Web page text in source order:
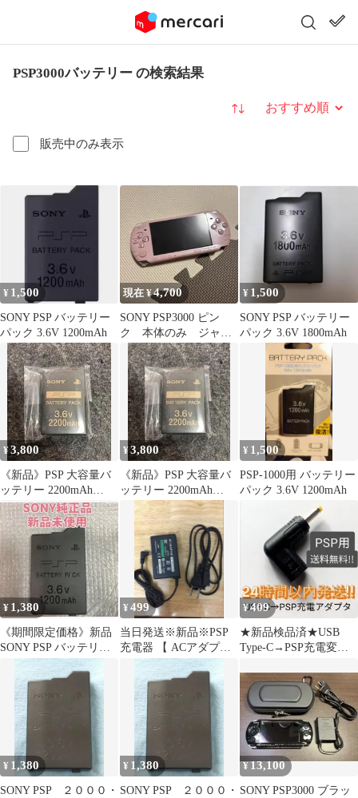
PSP3000バッテリー の検索結果
販売中のみ表示
並び替え
¥ 1,500
SONY PSP バッテリー
パック 3.6V 1200mAh
現在 ¥4,700
SONY PSP3000 ピン
ク 本体のみ ジャン
ク品
¥ 1,500
SONY PSP バッテリー
パック 3.6V 1800mAh
¥3,800
《新品》PSP 大容量バ
ッテリー 2200mAh
PSP-280 ソニー純正品
¥3,800
《新品》PSP 大容量バ
ッテリー 2200mAh
PSP-280 ソニー純正品
¥ 1,500
PSP-1000用 バッテリー
パック 3.6V 1200mAh
¥ 1,380
《期間限定価格》新品
SONY PSP バッテリー
¥499
当日発送※新品※PSP
充電器 【 ACアダプタ
¥409
★新品検品済★USB
Type-C→PSP充電変換
¥ 1,380
SONY PSP ２０００・
¥ 1,380
SONY PSP ２０００・
¥13,100
SONY PSP3000 ブラッ